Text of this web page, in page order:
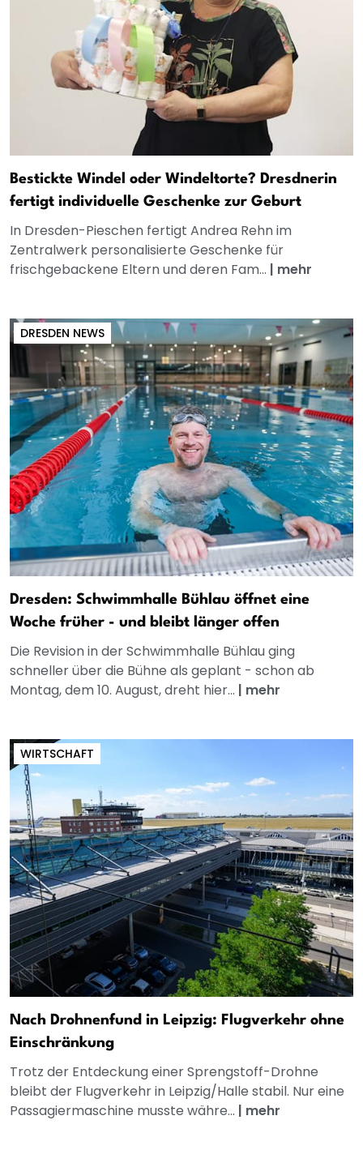
Bestickte Windel oder Windeltorte? Dresdnerin
fertigt individuelle Geschenke zur Geburt
In Dresden-Pieschen fertigt Andrea Rehn im
Zentralwerk personalisierte Geschenke für
frischgebackene Eltern und deren Fam... | mehr
DRESDEN NEWS
Dresden: Schwimmhalle Bühlau öffnet eine
Woche früher - und bleibt länger offen
Die Revision in der Schwimmhalle Bühlau ging
schneller über die Bühne als geplant - schon ab
Montag, dem 10. August, dreht hier... | mehr
WIRTSCHAFT
Nach Drohnenfund in Leipzig: Flugverkehr ohne
Einschränkung
Trotz der Entdeckung einer Sprengstoff-Drohne
bleibt der Flugverkehr in Leipzig/Halle stabil. Nur eine
Passagiermaschine musste währe... | mehr